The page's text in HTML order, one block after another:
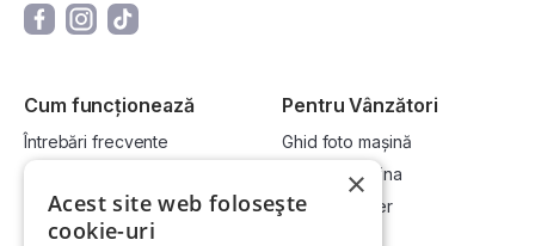
Cum funcționează
Întrebări frecvente
Cum vând la licitație?
Pentru Vânzători
Ghid foto mașină
Vinde-ți mașina
Devino dealer
×
Acest site web folosește
cookie-uri